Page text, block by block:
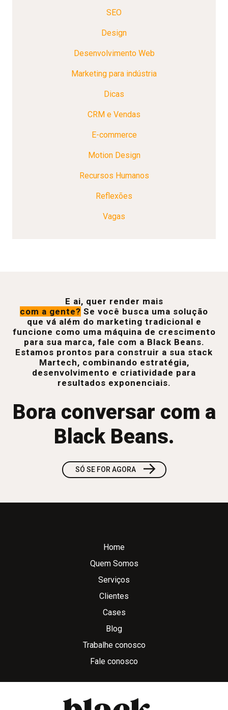
SEO
Design
Desenvolvimento Web
Marketing para indústria
Dicas
CRM e Vendas
E-commerce
Motion Design
Recursos Humanos
Reflexões
Vagas
E ai, quer render mais
com a gente? Se você busca uma solução
que vá além do marketing tradicional e
funcione como uma máquina de crescimento
para sua marca, fale com a Black Beans.
Estamos prontos para construir a sua stack
Martech, combinando estratégia,
desenvolvimento e criatividade para
resultados exponenciais.
Bora conversar com a
Black Beans.
SÓ SE FOR AGORA →
Home
Quem Somos
Serviços
Clientes
Cases
Blog
Trabalhe conosco
Fale conosco